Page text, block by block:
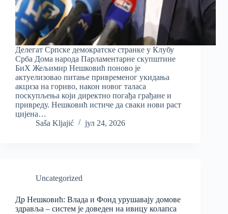
Делегат Српске демократске странке у Клубу
Срба Дома народа Парламентарне скупштине
БиХ Жељимир Нешковић поново је
актуелизовао питање привременог укидања
акциза на гориво, након новог таласа
поскупљења који директно погађа грађане и
привреду. Нешковић истиче да сваки нови раст
цијена…
Saša Kljajić
јул 24, 2026
Uncategorized
Др Нешковић: Влада и Фонд урушавају домове
здравља – систем је доведен на ивицу колапса